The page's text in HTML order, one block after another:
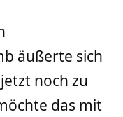
äußerte sich
noch zu
das mit